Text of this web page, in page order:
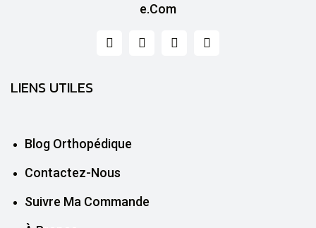
LIENS UTILES
Blog Orthopédique
Contactez-Nous
Suivre Ma Commande